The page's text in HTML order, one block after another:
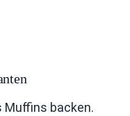
Muffins backen.